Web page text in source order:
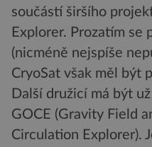
součástí širšího
Explorer. Prozatím se
(nicméně nejspíše
CryoSat však měl být
Další družicí má být
GOCE (Gravity Field
Circulation Explorer).